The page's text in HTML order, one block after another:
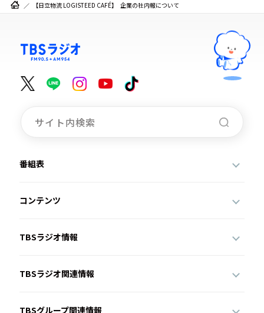
【日立物流 LOGISTEED CAFÉ】 企業の社内報について
番組表
コンテンツ
TBSラジオ情報
TBSラジオ関連情報
TBSグループ関連情報